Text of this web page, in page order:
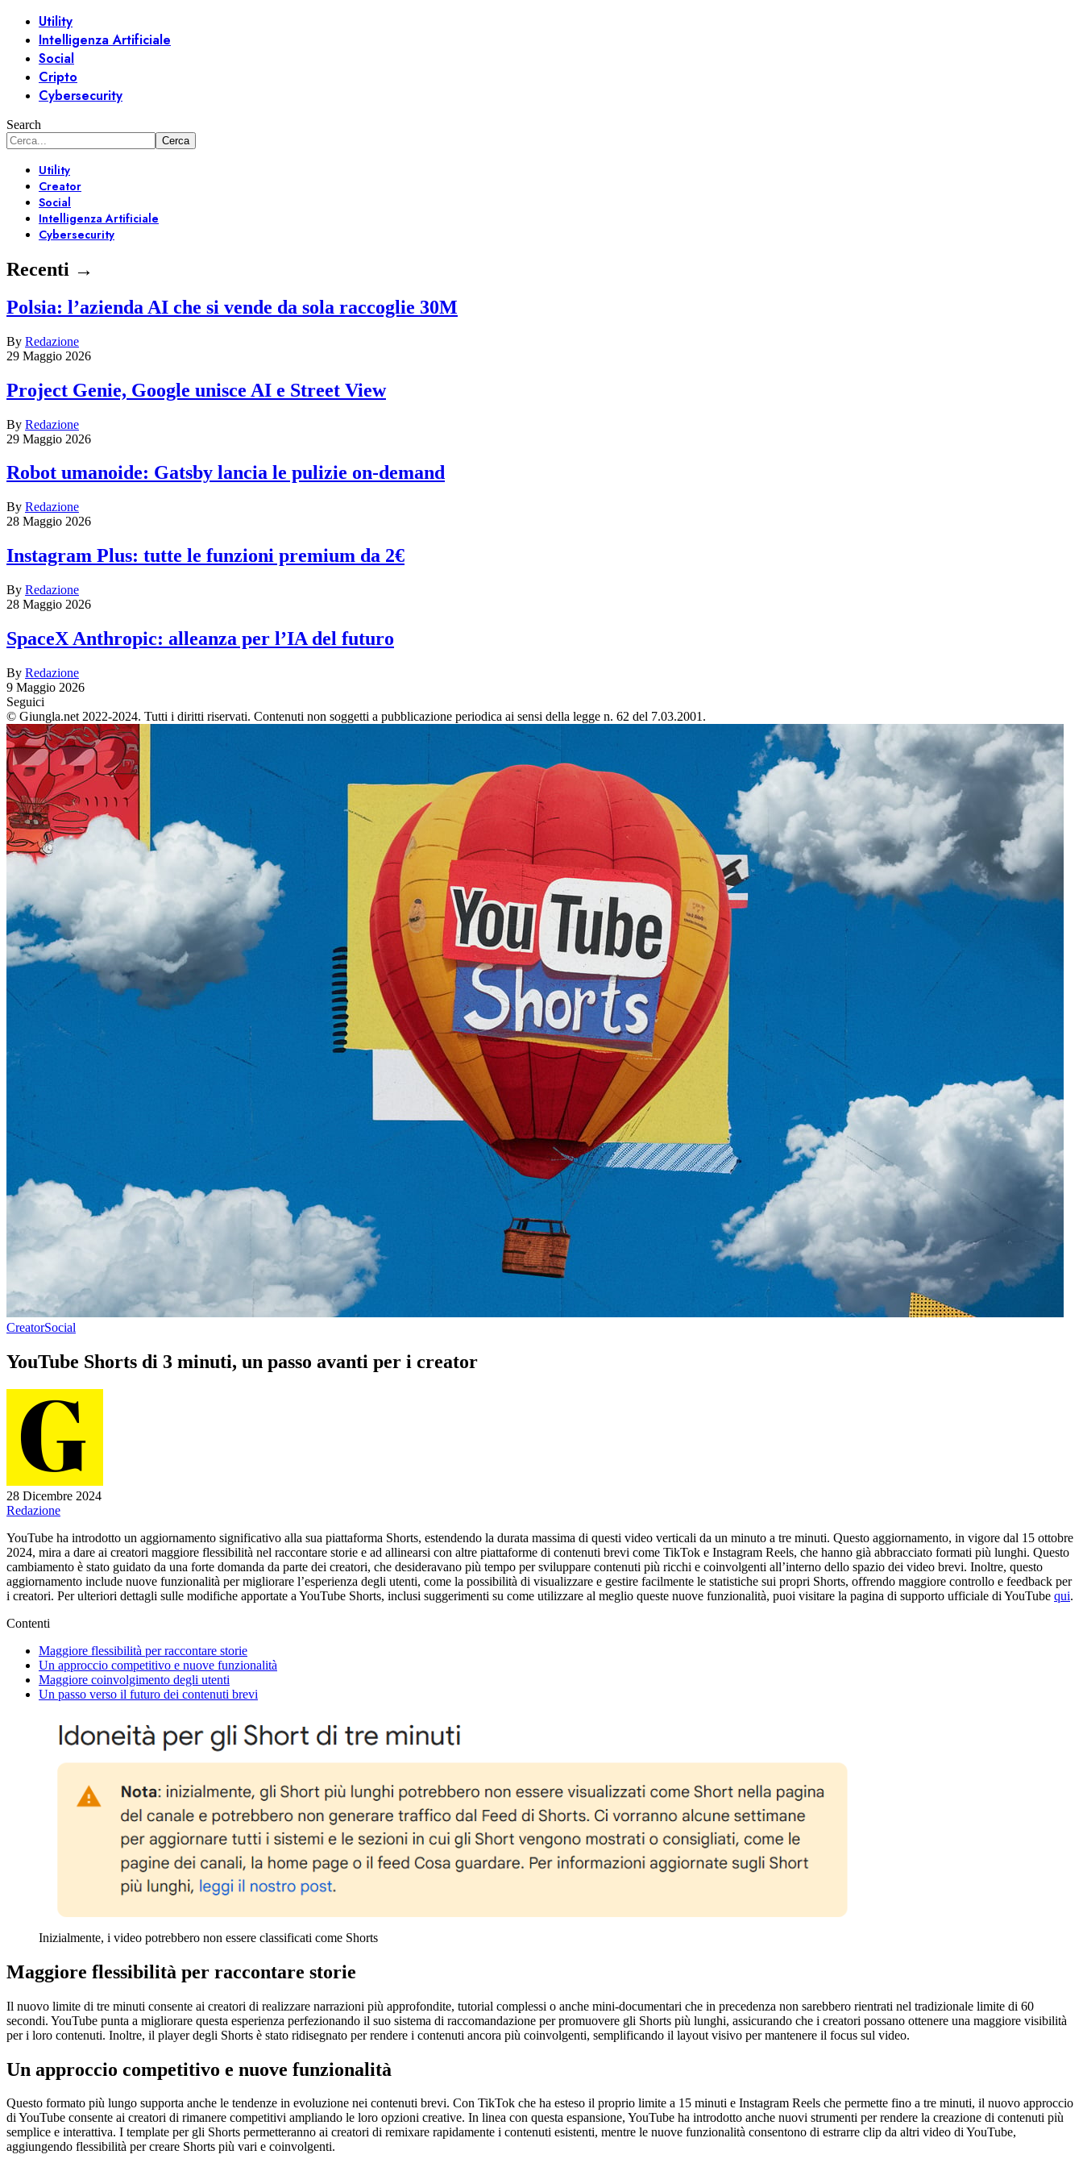
Utility
Intelligenza Artificiale
Social
Cripto
Cybersecurity
Search
Utility
Creator
Social
Intelligenza Artificiale
Cybersecurity
Recenti →
Polsia: l’azienda AI che si vende da sola raccoglie 30M
By Redazione
29 Maggio 2026
Project Genie, Google unisce AI e Street View
By Redazione
29 Maggio 2026
Robot umanoide: Gatsby lancia le pulizie on-demand
By Redazione
28 Maggio 2026
Instagram Plus: tutte le funzioni premium da 2€
By Redazione
28 Maggio 2026
SpaceX Anthropic: alleanza per l’IA del futuro
By Redazione
9 Maggio 2026
Seguici
© Giungla.net 2022-2024. Tutti i diritti riservati. Contenuti non soggetti a pubblicazione periodica ai sensi della legge n. 62 del 7.03.2001.
CreatorSocial
YouTube Shorts di 3 minuti, un passo avanti per i creator
28 Dicembre 2024
Redazione
YouTube ha introdotto un aggiornamento significativo alla sua piattaforma Shorts, estendendo la durata massima di questi video verticali da un minuto a tre minuti. Questo aggiornamento, in vigore dal 15 ottobre
2024, mira a dare ai creatori maggiore flessibilità nel raccontare storie e ad allinearsi con altre piattaforme di contenuti brevi come TikTok e Instagram Reels, che hanno già abbracciato formati più lunghi. Questo
cambiamento è stato guidato da una forte domanda da parte dei creatori, che desideravano più tempo per sviluppare contenuti più ricchi e coinvolgenti all’interno dello spazio dei video brevi. Inoltre, questo
aggiornamento include nuove funzionalità per migliorare l’esperienza degli utenti, come la possibilità di visualizzare e gestire facilmente le statistiche sui propri Shorts, offrendo maggiore controllo e feedback per
i creatori. Per ulteriori dettagli sulle modifiche apportate a YouTube Shorts, inclusi suggerimenti su come utilizzare al meglio queste nuove funzionalità, puoi visitare la pagina di supporto ufficiale di YouTube qui.
Contenti
Maggiore flessibilità per raccontare storie
Un approccio competitivo e nuove funzionalità
Maggiore coinvolgimento degli utenti
Un passo verso il futuro dei contenuti brevi
Inizialmente, i video potrebbero non essere classificati come Shorts
Maggiore flessibilità per raccontare storie
Il nuovo limite di tre minuti consente ai creatori di realizzare narrazioni più approfondite, tutorial complessi o anche mini-documentari che in precedenza non sarebbero rientrati nel tradizionale limite di 60
secondi. YouTube punta a migliorare questa esperienza perfezionando il suo sistema di raccomandazione per promuovere gli Shorts più lunghi, assicurando che i creatori possano ottenere una maggiore visibilità
per i loro contenuti. Inoltre, il player degli Shorts è stato ridisegnato per rendere i contenuti ancora più coinvolgenti, semplificando il layout visivo per mantenere il focus sul video.
Un approccio competitivo e nuove funzionalità
Questo formato più lungo supporta anche le tendenze in evoluzione nei contenuti brevi. Con TikTok che ha esteso il proprio limite a 15 minuti e Instagram Reels che permette fino a tre minuti, il nuovo approccio
di YouTube consente ai creatori di rimanere competitivi ampliando le loro opzioni creative. In linea con questa espansione, YouTube ha introdotto anche nuovi strumenti per rendere la creazione di contenuti più
semplice e interattiva. I template per gli Shorts permetteranno ai creatori di remixare rapidamente i contenuti esistenti, mentre le nuove funzionalità consentono di estrarre clip da altri video di YouTube,
aggiungendo flessibilità per creare Shorts più vari e coinvolgenti.